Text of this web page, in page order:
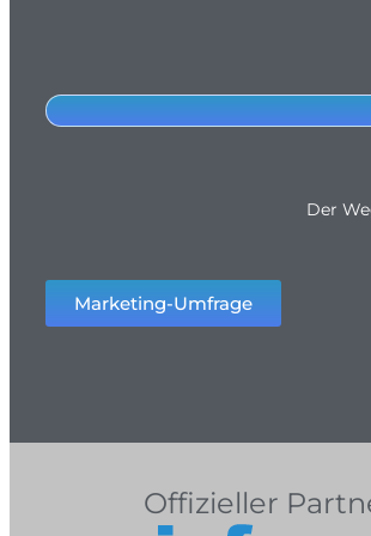
Der
Marketing-Umfrage
Offizieller